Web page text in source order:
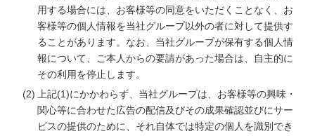
用する場合には、お客様等の同意をいただくことなく、お
客様等の個人情報を当社グループ以外の者に対して提供す
ることがあります。なお、当社グループが保有する個人情
報について、ご本人からの要請があった場合は、自主的に
その利用を停止します。
上記(1)にかかわらず、当社グループは、お客様等の興味・
関心等に合わせた広告の配信及びその成果確認並びにサー
ビスの提供のために、それ自体では特定の個人を識別でき